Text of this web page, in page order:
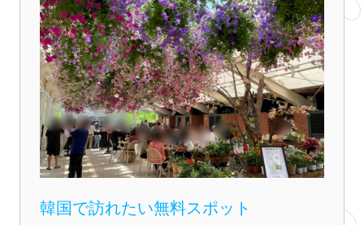
韓国で訪れたい無料スポット